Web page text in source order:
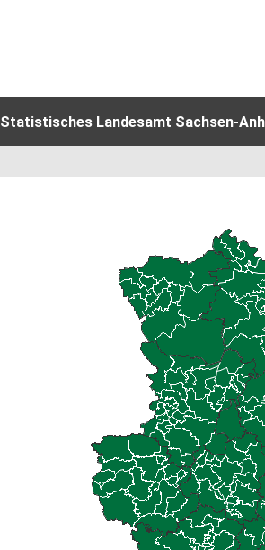
Statistisches Landesamt Sachsen-